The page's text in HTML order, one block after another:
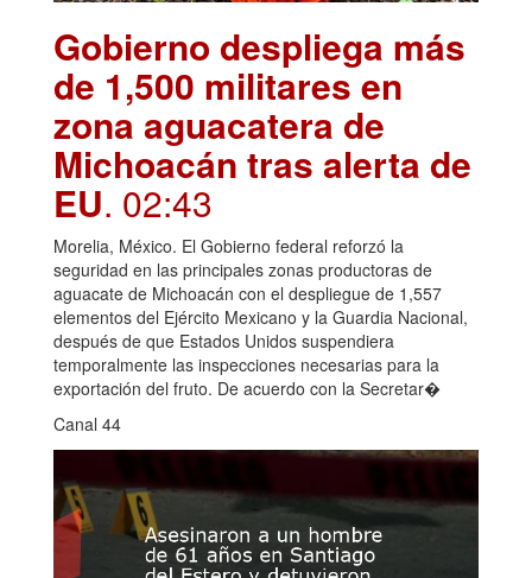
Gobierno despliega más
de 1,500 militares en
zona aguacatera de
Michoacán tras alerta de
EU. 02:43
Morelia, México. El Gobierno federal reforzó la
seguridad en las principales zonas productoras de
aguacate de Michoacán con el despliegue de 1,557
elementos del Ejército Mexicano y la Guardia Nacional,
después de que Estados Unidos suspendiera
temporalmente las inspecciones necesarias para la
exportación del fruto. De acuerdo con la Secretar�
Canal 44